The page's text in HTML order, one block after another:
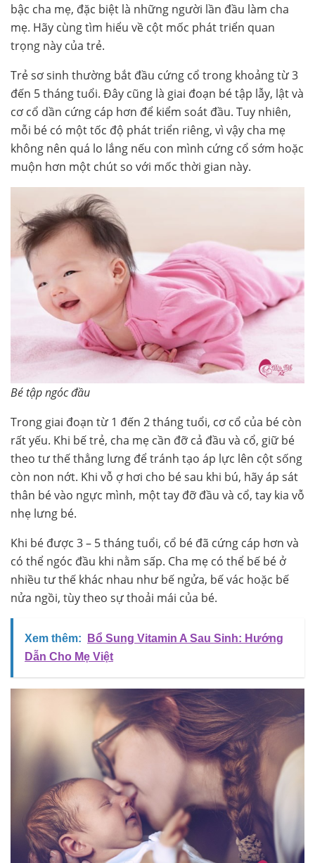
bậc cha mẹ, đặc biệt là những người lần đầu làm cha
mẹ. Hãy cùng tìm hiểu về cột mốc phát triển quan
trọng này của trẻ.
Trẻ sơ sinh thường bắt đầu cứng cổ trong khoảng từ 3
đến 5 tháng tuổi. Đây cũng là giai đoạn bé tập lẫy, lật và
cơ cổ dần cứng cáp hơn để kiểm soát đầu. Tuy nhiên,
mỗi bé có một tốc độ phát triển riêng, vì vậy cha mẹ
không nên quá lo lắng nếu con mình cứng cổ sớm hoặc
muộn hơn một chút so với mốc thời gian này.
Bé tập ngóc đầu
Trong giai đoạn từ 1 đến 2 tháng tuổi, cơ cổ của bé còn
rất yếu. Khi bế trẻ, cha mẹ cần đỡ cả đầu và cổ, giữ bé
theo tư thế thẳng lưng để tránh tạo áp lực lên cột sống
còn non nớt. Khi vỗ ợ hơi cho bé sau khi bú, hãy áp sát
thân bé vào ngực mình, một tay đỡ đầu và cổ, tay kia vỗ
nhẹ lưng bé.
Khi bé được 3 – 5 tháng tuổi, cổ bé đã cứng cáp hơn và
có thể ngóc đầu khi nằm sấp. Cha mẹ có thể bế bé ở
nhiều tư thế khác nhau như bế ngửa, bế vác hoặc bế
nửa ngồi, tùy theo sự thoải mái của bé.
Xem thêm:
Bổ Sung Vitamin A Sau Sinh: Hướng
Dẫn Cho Mẹ Việt